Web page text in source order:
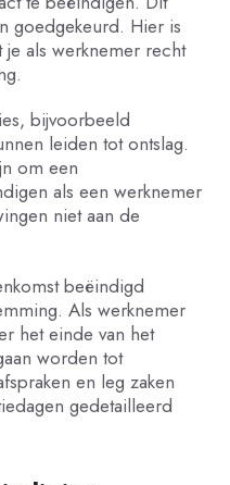
goedgekeurd. Hier is
als werknemer recht
bijvoorbeeld
leiden tot ontslag.
om een
als een werknemer
niet aan de
beëindigd
Als werknemer
het einde van het
worden tot
en leg zaken
gedetailleerd